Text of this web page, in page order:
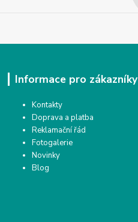
Informace pro zákazníky
Kontakty
Doprava a platba
Reklamační řád
Fotogalerie
Novinky
Blog